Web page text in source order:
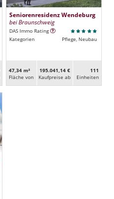
Seniorenresidenz Wendeburg
bei Braunschweig
DAS Immo Rating
Kategorien
Pflege, Neubau
47,34 m²
Fläche von
195.041,14 €
Kaufpreise ab
111
Ein­heiten